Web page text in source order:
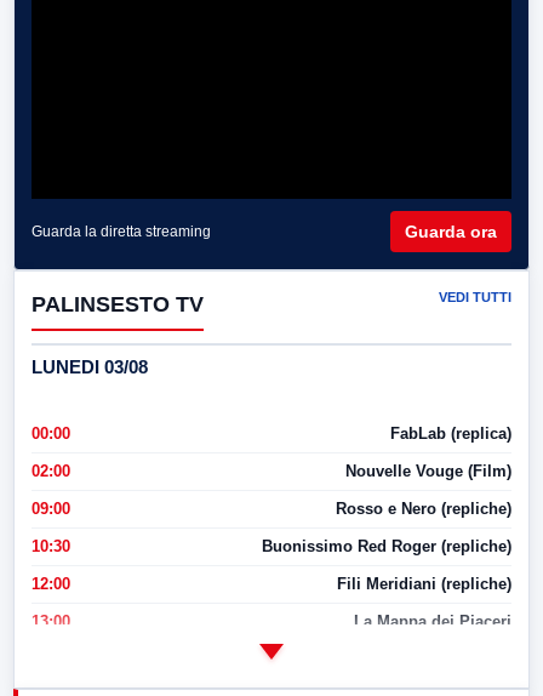
Guarda la diretta streaming Guarda ora
PALINSESTO TV VEDI TUTTI
LUNEDI 03/08
00:00 FabLab (replica)
02:00 Nouvelle Vouge (Film)
09:00 Rosso e Nero (repliche)
10:30 Buonissimo Red Roger (repliche)
12:00 Fili Meridiani (repliche)
13:00 La Mappa dei Piaceri